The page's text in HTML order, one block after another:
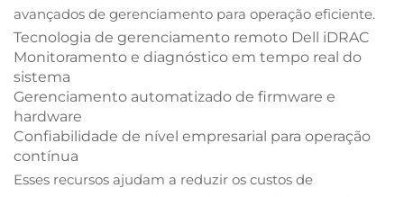
avançados de gerenciamento para operação eficiente.
Tecnologia de gerenciamento remoto Dell iDRAC
Monitoramento e diagnóstico em tempo real do
sistema
Gerenciamento automatizado de firmware e
hardware
Confiabilidade de nível empresarial para operação
contínua
Esses recursos ajudam a reduzir os custos de